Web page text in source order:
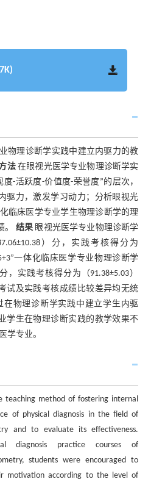
物理诊断学实践中建立内驱力的教
法在眼视光医学专业物理诊断学实
-活跃度-价值度-荣誉度”的层次，
驱力，激发学习动力；分析眼视光
临床医学专业学生物理诊断学的理
。 结果 眼视光医学专业物理诊断学
）分，实践考核得分为
一体化临床医学专业物理诊断学
，实践考核得分为（91.38±5.03）
试及实践考核成绩比较差异均无统
在物理诊断学实践中建立学生内驱
学生在物理诊断实践的教学效果不
学专业。
method of fostering internal
of physical diagnosis in the field of
and to evaluate its effectiveness.
diagnosis practice courses of
students were encouraged to
motivation according to the level of